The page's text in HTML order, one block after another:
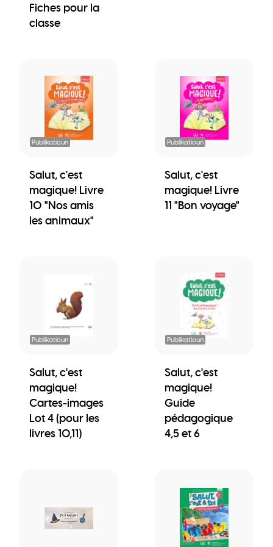
Fiches pour la
classe
Publikatioun
Salut, c'est
magique! Livre
10 "Nos amis
les animaux"
Publikatioun
Salut, c'est
magique! Livre
11 "Bon voyage"
Publikatioun
Salut, c'est
magique!
Cartes-images
Lot 4 (pour les
livres 10,11)
Publikatioun
Salut, c'est
magique!
Guide
pédagogique
4,5 et 6